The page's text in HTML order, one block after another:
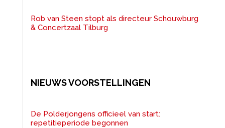
Rob van Steen stopt als directeur Schouwburg
& Concertzaal Tilburg
NIEUWS VOORSTELLINGEN
De Polderjongens officieel van start:
repetitieperiode begonnen